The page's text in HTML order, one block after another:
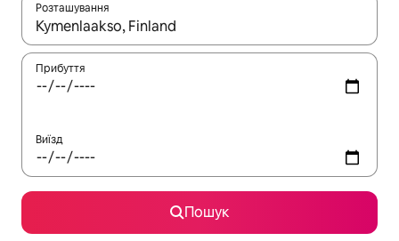
Розташування
Отримавши результати пошуку, використовуйте для
Прибуття
Виїзд
Пошук